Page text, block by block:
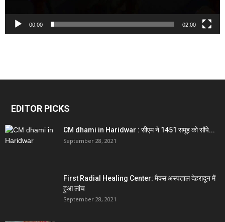
00:00 02:00
EDITOR PICKS
CM dhami in Haridwar : सीएम ने 1451 समूह को सौंपे...
September 28, 2021
First Radial Healing Center: मैक्स अस्पताल देहरादून में
हुआ लांच
September 28, 2021